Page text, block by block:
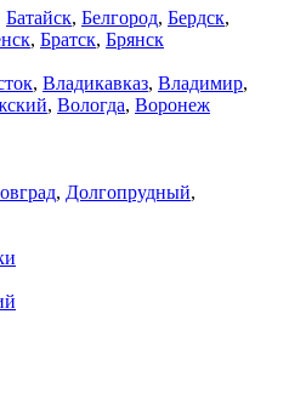
Батайск, Белгород, Бердск,
, Братск, Брянск
, Владикавказ, Владимир,
, Вологда, Воронеж
, Долгопрудный,